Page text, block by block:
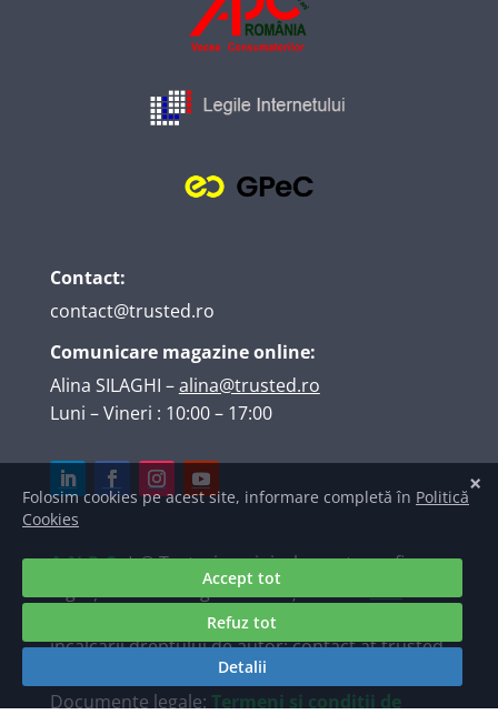
Contact:
contact@trusted.ro
Comunicare magazine online:
Alina SILAGHI –alina@trusted.ro
Luni – Vineri : 10:00 – 17:00
A.N.P.C.| © Texte, imagini, elemente grafice,
logo și marcă înregistrată deținute de
TRUSTED INTERNET SRL. Raportări ale
încălcării dreptului de autor: contact at trusted
Documente legale: Termeni și condiții de